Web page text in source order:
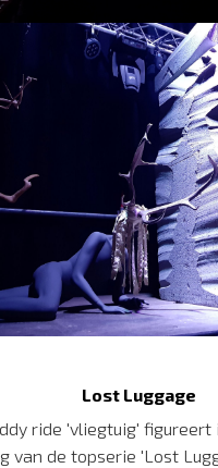
Lost Luggage
ride 'vliegtuig' figureert
van de topserie 'Lost